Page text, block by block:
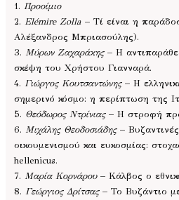
1. Προοίμιο
2. Elémire Zolla – Τί είναι η
Αλέξανδρος Μπριασούλης).
3. Μύρων Ζαχαράκης– Η
σκέψη του Χρήστου Γιανναρά.
4. Γιώργος Κουτσαντώνης– Η
σημερινό κόσμο: η περίπτωση της
5. Θεόδωρος Ντρίνιας– Η στροφή
6. Μιχάλης Θεοδοσιάδης– Βυζαντινές
οικουμενισμού και ευκοσμίας:
hellenicus.
7. Μαρία Κορνάρου– Κάλβος ο
8. Γεώργιος Δρίτσας– Το Βυζάντιο